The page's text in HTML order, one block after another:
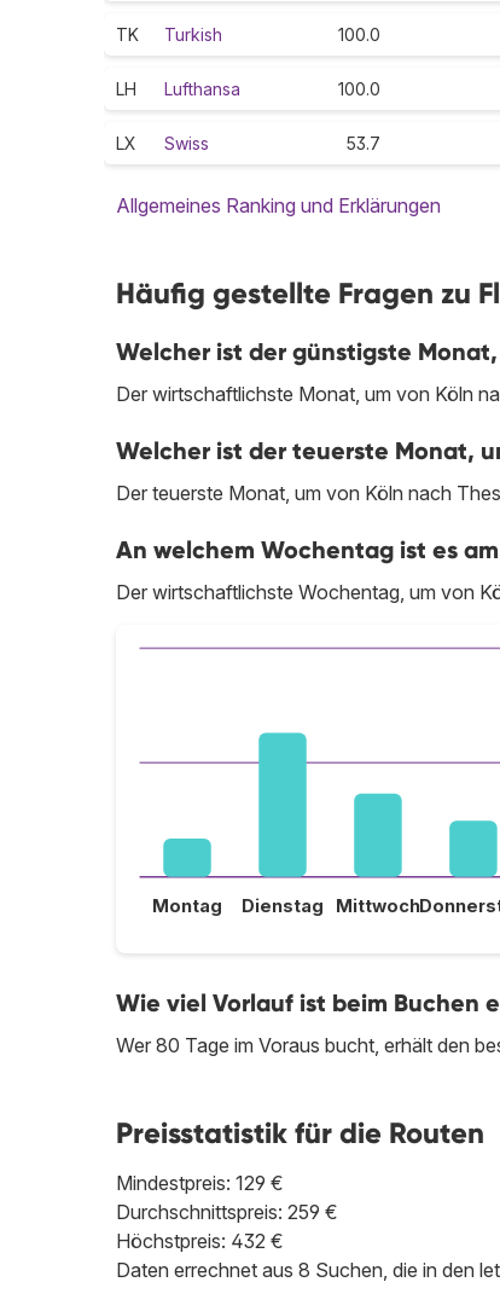
TK Turkish 100.0
LH Lufthansa 100.0
LX Swiss 53.7
Allgemeines Ranking und Erklärungen
Häufig gestellte Fragen zu
Welcher ist der günstigste
Der wirtschaftlichste Monat, um von Köln
Welcher ist der teuerste Monat,
Der teuerste Monat, um von Köln nach
An welchem Wochentag ist es
Der wirtschaftlichste Wochentag, um von
Montag Dienstag Mittwoch
Wie viel Vorlauf ist beim Buchen
Wer 80 Tage im Voraus bucht, erhält den
Preisstatistik für die Routen
Mindestpreis: 129 €
Durchschnittspreis: 259 €
Höchstpreis: 432 €
Daten errechnet aus 8 Suchen, die in den